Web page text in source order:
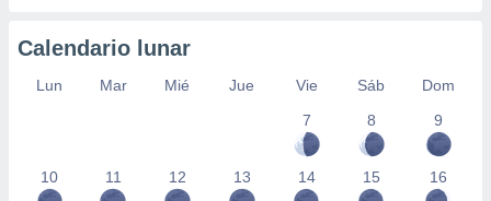
Calendario lunar
Lun Mar Mié Jue Vie Sáb
Dom
7
8 9
10 11 12 13 14 15 16